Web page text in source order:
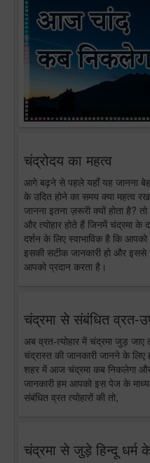
चंद्रोदय का महत्व
आगे बढ़ने से पहले यहाँ यह जानना
के उदित होने का समय क्या महत्व
जानना इतना ज़रूरी क्यों होता है?
और त्योहार होते हैं जिनमें चंद्रमा के
दर्शन के लिए स्वाभाविक है कि
इसकी सटीक जानकारी हो और इससे
आपको प्रदान करता है।
चंद्रमा से संबंधित व्रत-
अब व्रत-त्योहार में चंद्रमा जुड़ जाए
चंद्रास्त की जानकारी जानने के
शहर में आज चंद्रमा कब निकलेगा
जानकारी हम आपको इस पेज के
संबंधित व्रत त्योहारों की तो,
चंद्रमा से जुड़े हिन्दू धर्म